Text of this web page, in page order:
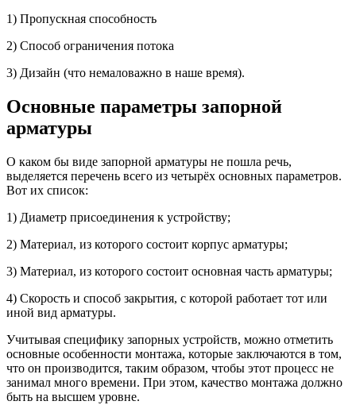
1) Пропускная способность
2) Способ ограничения потока
3) Дизайн (что немаловажно в наше время).
Основные параметры запорной
арматуры
О каком бы виде запорной арматуры не пошла речь,
выделяется перечень всего из четырёх основных параметров.
Вот их список:
1) Диаметр присоединения к устройству;
2) Материал, из которого состоит корпус арматуры;
3) Материал, из которого состоит основная часть арматуры;
4) Скорость и способ закрытия, с которой работает тот или
иной вид арматуры.
Учитывая специфику запорных устройств, можно отметить
основные особенности монтажа, которые заключаются в том,
что он производится, таким образом, чтобы этот процесс не
занимал много времени. При этом, качество монтажа должно
быть на высшем уровне.